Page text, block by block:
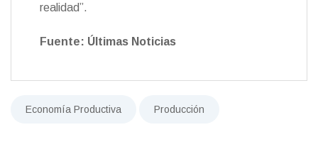
realidad”.
Fuente: Últimas Noticias
Economía Productiva Producción